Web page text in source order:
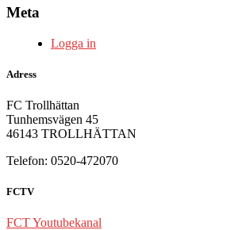
Meta
Logga in
Adress
FC Trollhättan
Tunhemsvägen 45
46143 TROLLHÄTTAN
Telefon: 0520-472070
FCTV
FCT Youtubekanal